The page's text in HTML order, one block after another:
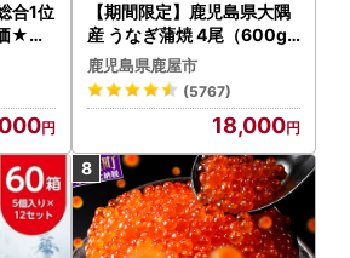
合1位
★】
梨
ト 2
ャイ
S
【期間限定】鹿児島県大隅
産 うなぎ蒲焼 4尾（600g
） KN007-004-04-cp18
うなぎ 鰻 魚 惣菜 総菜
鹿児島県鹿屋市
(5767)
18,000